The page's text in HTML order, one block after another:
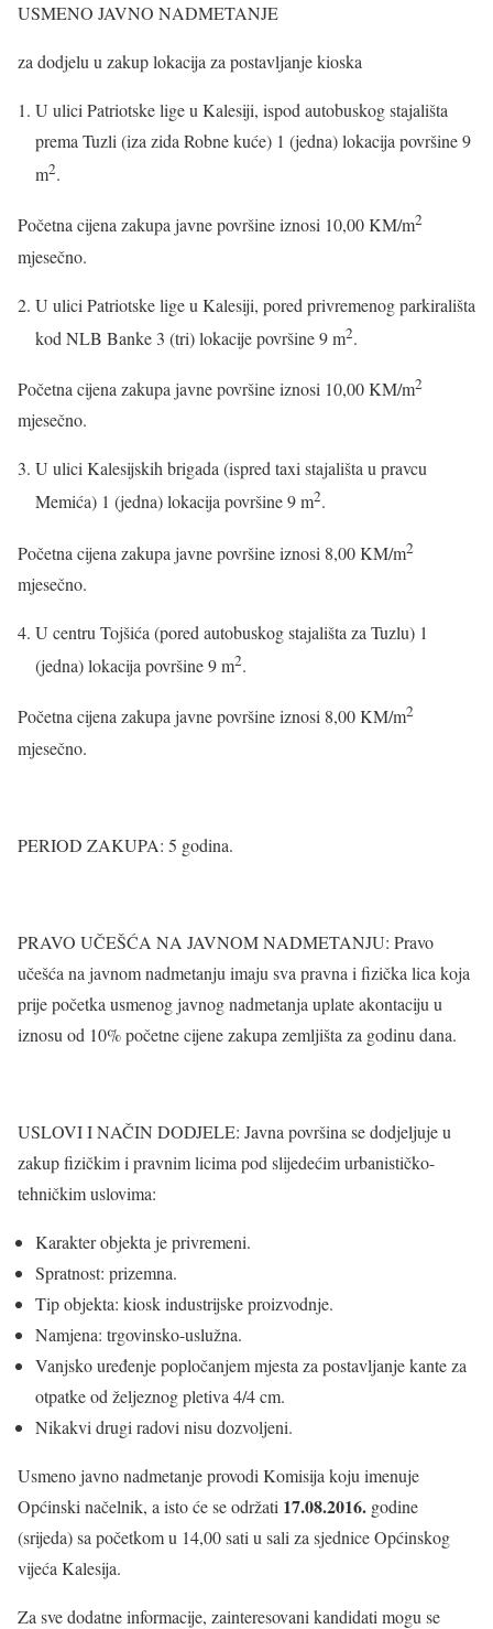
USMENO JAVNO NADMETANJE
za dodjelu u zakup lokacija za postavljanje kioska
U ulici Patriotske lige u Kalesiji, ispod autobuskog stajališta
prema Tuzli (iza zida Robne kuće) 1 (jedna) lokacija površine 9
m2.
Početna cijena zakupa javne površine iznosi 10,00 KM/m2
mjesečno.
U ulici Patriotske lige u Kalesiji, pored privremenog parkirališta
kod NLB Banke 3 (tri) lokacije površine 9 m2.
Početna cijena zakupa javne površine iznosi 10,00 KM/m2
mjesečno.
U ulici Kalesijskih brigada (ispred taxi stajališta u pravcu
Memića) 1 (jedna) lokacija površine 9 m2.
Početna cijena zakupa javne površine iznosi 8,00 KM/m2
mjesečno.
U centru Tojšića (pored autobuskog stajališta za Tuzlu) 1
(jedna) lokacija površine 9 m2.
Početna cijena zakupa javne površine iznosi 8,00 KM/m2
mjesečno.
PERIOD ZAKUPA: 5 godina.
PRAVO UČEŠĆA NA JAVNOM NADMETANJU: Pravo
učešća na javnom nadmetanju imaju sva pravna i fizička lica koja
prije početka usmenog javnog nadmetanja uplate akontaciju u
iznosu od 10% početne cijene zakupa zemljišta za godinu dana.
USLOVI I NAČIN DODJELE: Javna površina se dodjeljuje u
zakup fizičkim i pravnim licima pod slijedećim urbanističko-
tehničkim uslovima:
Karakter objekta je privremeni.
Spratnost: prizemna.
Tip objekta: kiosk industrijske proizvodnje.
Namjena: trgovinsko-uslužna.
Vanjsko uređenje popločanjem mjesta za postavljanje kante za
otpatke od željeznog pletiva 4/4 cm.
Nikakvi drugi radovi nisu dozvoljeni.
Usmeno javno nadmetanje provodi Komisija koju imenuje
Općinski načelnik, a isto će se održati 17.08.2016. godine
(srijeda) sa početkom u 14,00 sati u sali za sjednice Općinskog
vijeća Kalesija.
Za sve dodatne informacije, zainteresovani kandidati mogu se